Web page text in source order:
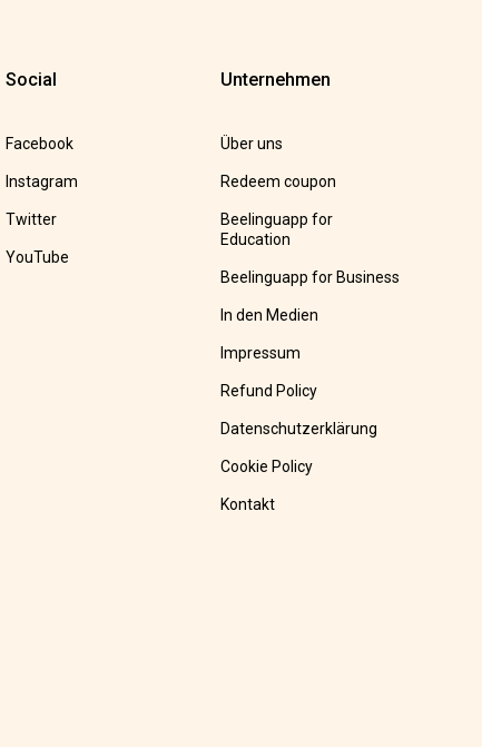
Social
Facebook
Instagram
Twitter
YouTube
Unternehmen
Über uns
Redeem coupon
Beelinguapp for
Education
Beelinguapp for Business
In den Medien
Impressum
Refund Policy
Datenschutzerklärung
Cookie Policy
Kontakt